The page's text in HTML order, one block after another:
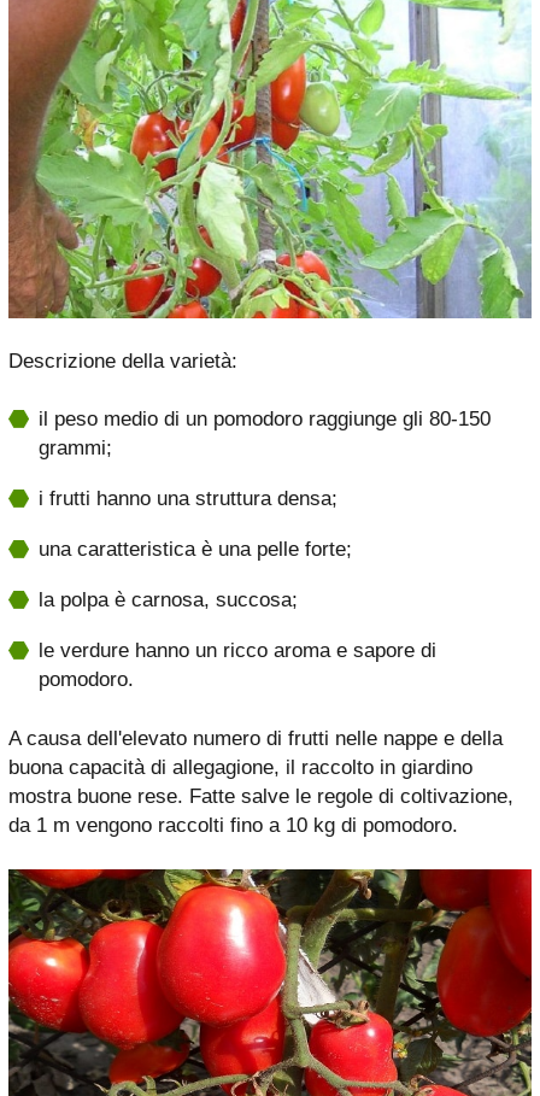
Descrizione della varietà:
il peso medio di un pomodoro raggiunge gli 80-150
grammi;
i frutti hanno una struttura densa;
una caratteristica è una pelle forte;
la polpa è carnosa, succosa;
le verdure hanno un ricco aroma e sapore di
pomodoro.
A causa dell'elevato numero di frutti nelle nappe e della
buona capacità di allegagione, il raccolto in giardino
mostra buone rese. Fatte salve le regole di coltivazione,
da 1 m vengono raccolti fino a 10 kg di pomodoro.